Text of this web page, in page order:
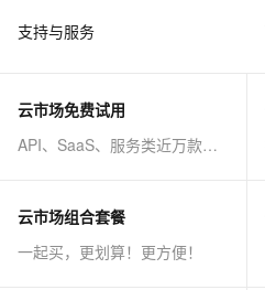
支持与服务
云市场免费试用
API、SaaS、服务类近万款商品免费试！
云市场组合套餐
一起买，更划算！更方便！